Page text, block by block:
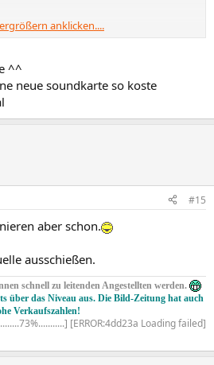
anklicken....
^^
neue soundkarte so koste
#15
aber schon.
ausschießen.
schnell zu leitenden Angestellten werden.
über das Niveau aus. Die Bild-Zeitung hat auch
Verkaufszahlen!
[ERROR:4dd23a Loading failed]